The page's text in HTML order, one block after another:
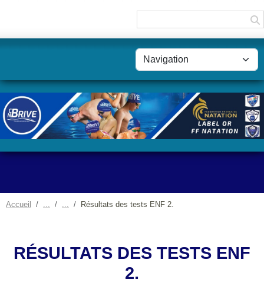
Accueil Résultats des tests ENF 2.
RÉSULTATS DES TESTS ENF
2.